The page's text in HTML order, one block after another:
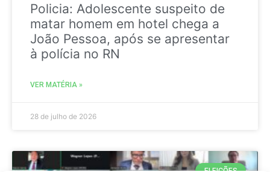
Policia: Adolescente suspeito de
matar homem em hotel chega a
João Pessoa, após se apresentar
à polícia no RN
VER MATÉRIA »
28 de julho de 2026